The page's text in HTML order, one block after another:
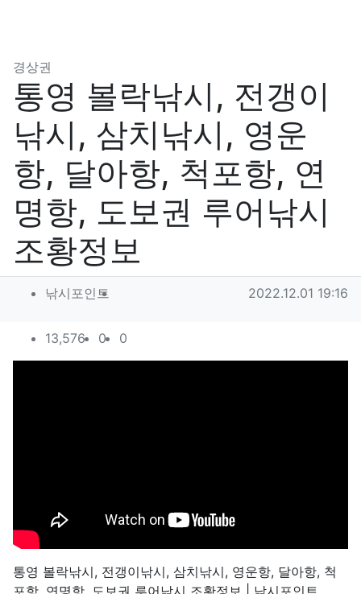
경상권
통영 볼락낚시, 전갱이
낚시, 삼치낚시, 영운
항, 달아항, 척포항, 연
명항, 도보권 루어낚시
조황정보
작성자 정보
낚시포인트 작성일
2022.12.01 19:16
컨텐츠 정보
13,576조회
0추천
0
통영 볼락낚시, 전갱이낚시, 삼치낚시, 영운항, 달아항, 척
포항, 연명항, 도보권 루어낚시 조황정보 | 낚시포인트